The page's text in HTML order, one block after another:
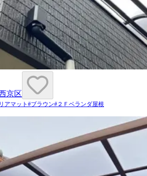
京区
アマット #ブラウン# ２Ｆベランダ屋根